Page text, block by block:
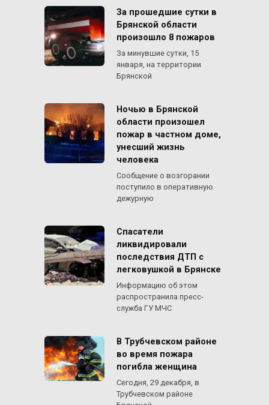
За прошедшие сутки в
Брянской области
произошло 8 пожаров
За минувшие сутки, 15
января, на территории
Брянской
Ночью в Брянской
области произошел
пожар в частном доме,
унесший жизнь
человека
Сообщение о возгорании
поступило в оперативную
дежурную
Спасатели
ликвидировали
последствия ДТП с
легковушкой в Брянске
Информацию об этом
распространила пресс-
служба ГУ МЧС
В Трубчевском районе
во время пожара
погибла женщина
Сегодня, 29 декабря, в
Трубчевском районе